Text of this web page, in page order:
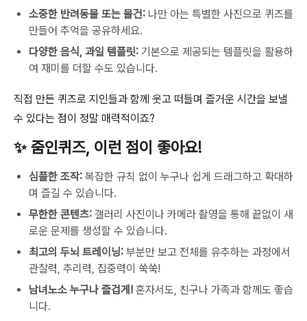
소중한 반려동물 또는 물건: 나만 아는 특별한 사진으로 퀴즈를
만들어 추억을 공유하세요.
다양한 음식, 과일 템플릿: 기본으로 제공되는 템플릿을 활용하
여 재미를 더할 수도 있습니다.
직접 만든 퀴즈로 지인들과 함께 웃고 떠들며 즐거운 시간을 보낼
수 있다는 점이 정말 매력적이죠?
✨ 줌인퀴즈, 이런 점이 좋아요!
심플한 조작: 복잡한 규칙 없이 누구나 쉽게 드래그하고 확대하
며 즐길 수 있습니다.
무한한 콘텐츠: 갤러리 사진이나 카메라 촬영을 통해 끝없이 새
로운 문제를 생성할 수 있습니다.
최고의 두뇌 트레이닝: 부분만 보고 전체를 유추하는 과정에서
관찰력, 추리력, 집중력이 쑥쑥!
남녀노소 누구나 즐겁게! 혼자서도, 친구나 가족과 함께도 좋습
니다.